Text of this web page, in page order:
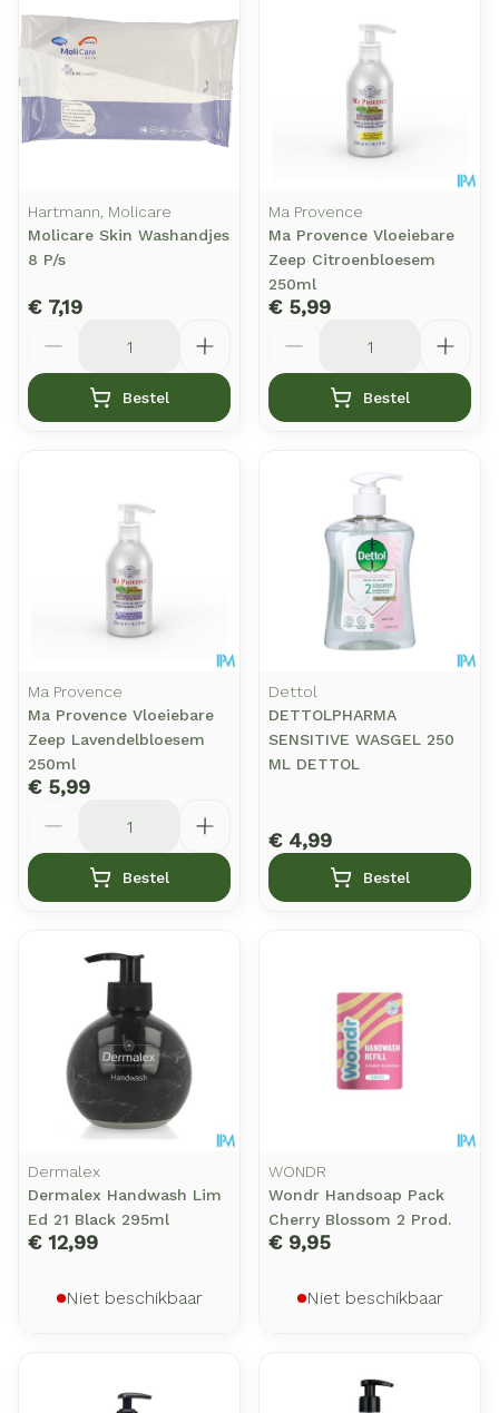
Hartmann, Molicare
Molicare Skin Washandjes
8 P/s
€ 7,19
Bestel
Ma Provence
Ma Provence Vloeiebare
Zeep Citroenbloesem
250ml
€ 5,99
Bestel
Ma Provence
Ma Provence Vloeiebare
Zeep Lavendelbloesem
250ml
€ 5,99
Bestel
Dettol
DETTOLPHARMA
SENSITIVE WASGEL 250
ML DETTOL
€ 4,99
Bestel
Dermalex
Dermalex Handwash Lim
Ed 21 Black 295ml
€ 12,99
Niet beschikbaar
WONDR
Wondr Handsoap Pack
Cherry Blossom 2 Prod.
€ 9,95
Niet beschikbaar